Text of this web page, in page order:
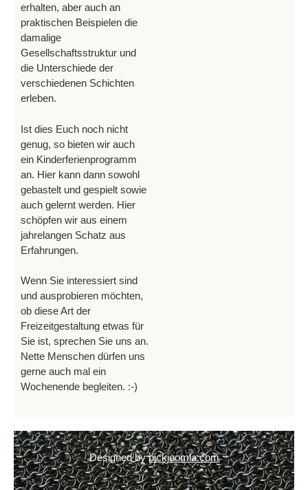
erhalten, aber auch an
praktischen Beispielen die
damalige
Gesellschaftsstruktur und
die Unterschiede der
verschiedenen Schichten
erleben.
Ist dies Euch noch nicht
genug, so bieten wir auch
ein Kinderferienprogramm
an. Hier kann dann sowohl
gebastelt und gespielt sowie
auch gelernt werden. Hier
schöpfen wir aus einem
jahrelangen Schatz aus
Erfahrungen.
Wenn Sie interessiert sind
und ausprobieren möchten,
ob diese Art der
Freizeitgestaltung etwas für
Sie ist, sprechen Sie uns an.
Nette Menschen dürfen uns
gerne auch mal ein
Wochenende begleiten. :-)
Designed bypickjoomla.com